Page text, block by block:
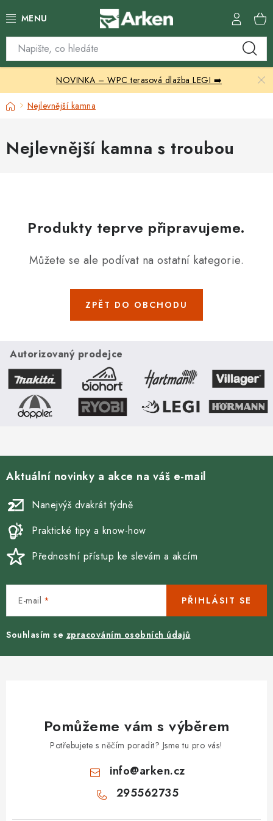
na
Skleníky
Zahradní přístřešky
Grily a ohniště
NOVINKA – WPC terasová dlažba LEGI ➡️
DomůNejlevnější kamna
Nejlevnější kamna s troubou
Produkty teprve připravujeme.
Můžete se ale podívat na ostatní kategorie.
ZPĚT DO OBCHODU
Autorizovaný prodejce
Aktuální novinky a akce na váš e-mail
Nanejvýš dvakrát týdně
Praktické tipy a know-how
Přednostní přístup ke slevám a akcím
E-mail
Souhlasím se zpracováním osobních údajů
PŘIHLÁSIT SE
Pomůžeme vám s výběrem
Potřebujete s něčím poradit? Jsme tu pro vás!
info@arken.cz
295562735